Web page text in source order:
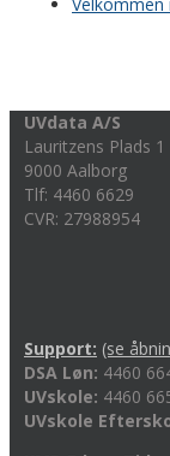
UVdata A/S
Lauritzens Plads 1
9000 Aalborg
Tlf: 4460 6629
CVR: 27988954
Support: (se
DSA Løn: 4460
UVskole: 4460
UVskole